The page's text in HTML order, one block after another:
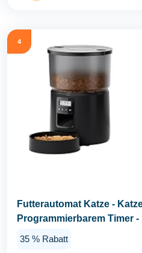
4
Futterautomat Katze -
Programmierbarem Timer
35 % Rabatt